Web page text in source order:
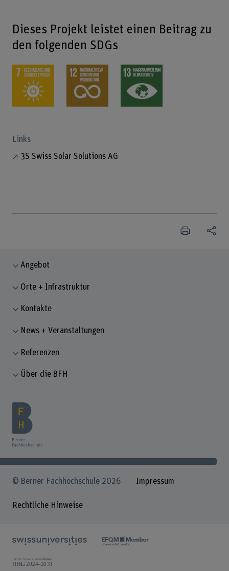
Dieses Projekt leistet einen Beitrag zu
den folgenden SDGs
Links
3S Swiss Solar Solutions AG
Angebot
Orte + Infrastruktur
Kontakte
News + Veranstaltungen
Referenzen
Über die BFH
© Berner Fachhochschule 2026 Impressum
Rechtliche Hinweise